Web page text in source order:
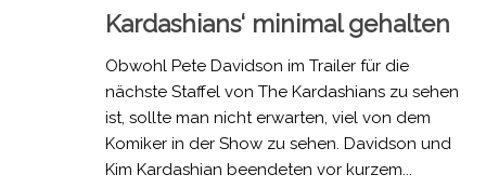
Kardashians‘ minimal gehalten
Obwohl Pete Davidson im Trailer für die
nächste Staffel von The Kardashians zu sehen
ist, sollte man nicht erwarten, viel von dem
Komiker in der Show zu sehen. Davidson und
Kim Kardashian beendeten vor kurzem...